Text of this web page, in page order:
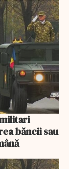
băncii sau